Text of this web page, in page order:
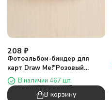
208 ₽
Фотоальбом-биндер для
карт Draw Me!"Розовый
пляж",20 страниц(13*12,5см)
В наличии 467 шт.
В корзину